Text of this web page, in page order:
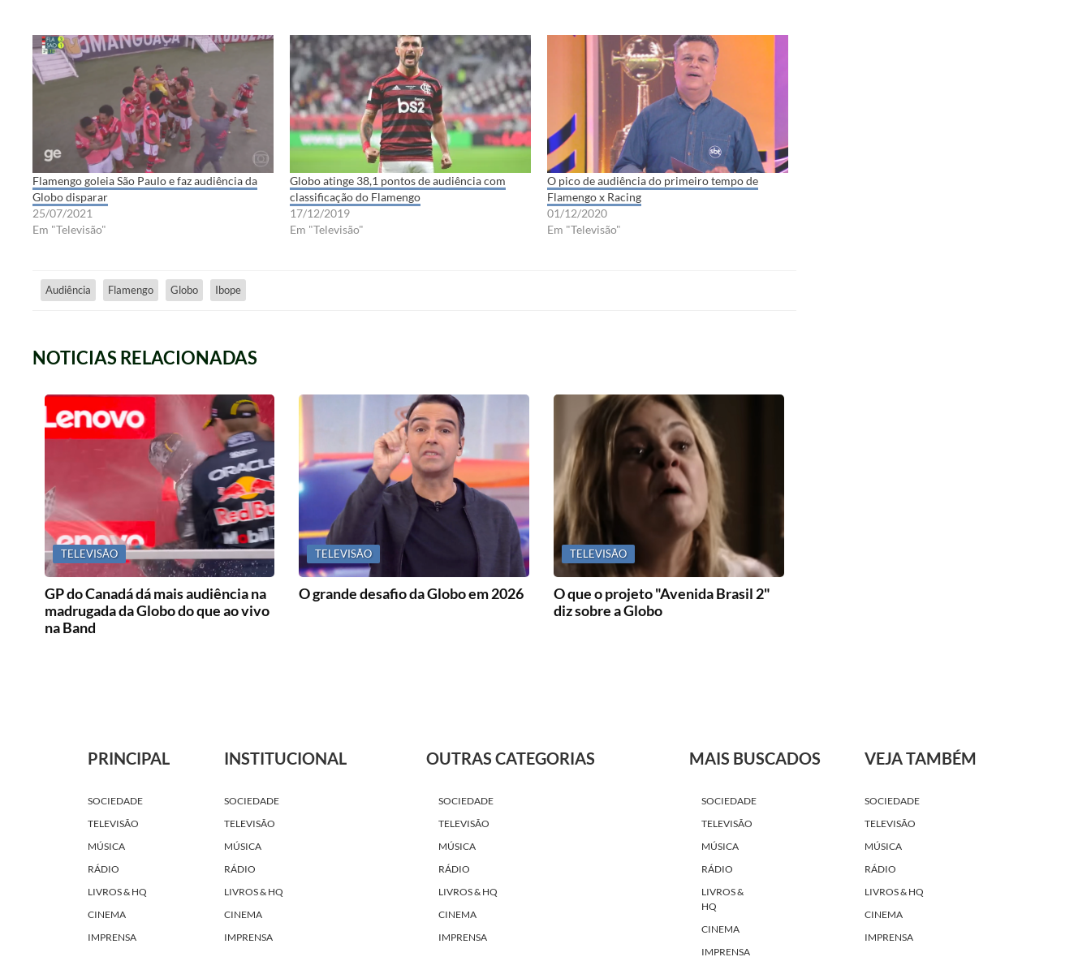
Flamengo goleia São Paulo e faz audiência da
Globo disparar
25/07/2021
Em "Televisão"
Globo atinge 38,1 pontos de audiência com
classificação do Flamengo
17/12/2019
Em "Televisão"
O pico de audiência do primeiro tempo de
Flamengo x Racing
01/12/2020
Em "Televisão"
Audiência Flamengo Globo Ibope
NOTICIAS RELACIONADAS
TELEVISÃO
GP do Canadá dá mais audiência na
madrugada da Globo do que ao vivo
na Band
TELEVISÃO
O grande desafio da Globo em 2026
TELEVISÃO
O que o projeto "Avenida Brasil 2"
diz sobre a Globo
PRINCIPAL
SOCIEDADE
TELEVISÃO
MÚSICA
RÁDIO
LIVROS & HQ
CINEMA
IMPRENSA
INSTITUCIONAL
SOCIEDADE
TELEVISÃO
MÚSICA
RÁDIO
LIVROS & HQ
CINEMA
IMPRENSA
OUTRAS CATEGORIAS
SOCIEDADE
TELEVISÃO
MÚSICA
RÁDIO
LIVROS & HQ
CINEMA
IMPRENSA
MAIS BUSCADOS
SOCIEDADE
TELEVISÃO
MÚSICA
RÁDIO
LIVROS &
HQ
CINEMA
IMPRENSA
VEJA TAMBÉM
SOCIEDADE
TELEVISÃO
MÚSICA
RÁDIO
LIVROS & HQ
CINEMA
IMPRENSA